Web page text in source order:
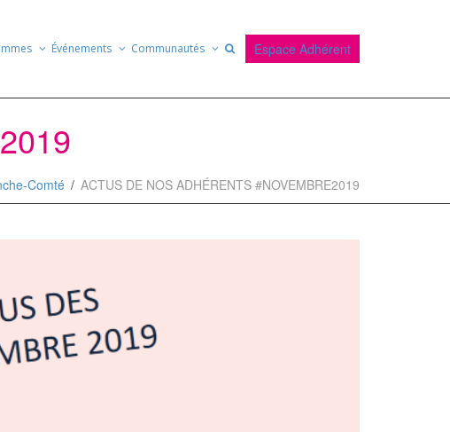
Événements Communautés Espace Adhérent
Comté ACTUS DE NOS ADHÉRENTS #NOVEMBRE2019